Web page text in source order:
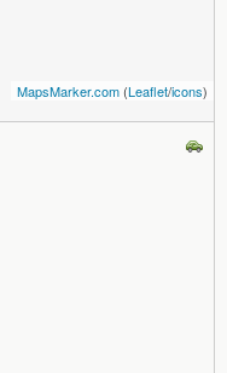
MapsMarker.com (Leaflet/icons)